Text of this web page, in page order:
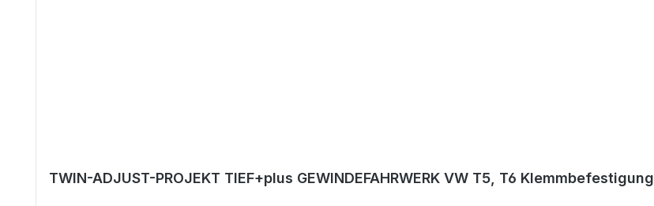
TWIN-ADJUST-PROJEKT TIEF+plus GEWINDEFAHRWERK VW T5, T6 Klemmbefestigung